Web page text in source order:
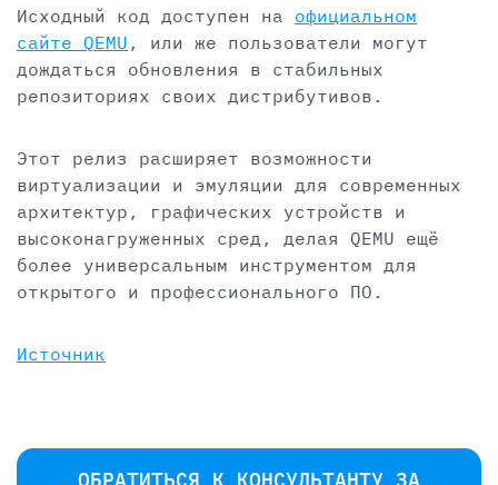
Исходный код доступен на официальном
сайте QEMU , или же пользователи могут
дождаться обновления в стабильных
репозиториях своих дистрибутивов.
Этот релиз расширяет возможности
виртуализации и эмуляции для современных
архитектур, графических устройств и
высоконагруженных сред, делая QEMU ещё
более универсальным инструментом для
открытого и профессионального ПО.
Источник
ОБРАТИТЬСЯ К КОНСУЛЬТАНТУ ЗА